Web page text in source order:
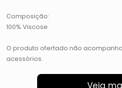
Composição:
100% Viscose
O produto ofertado não
acessórios.